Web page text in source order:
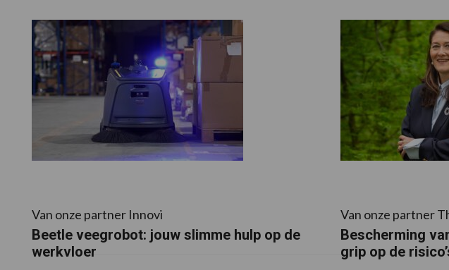
Van onze partner Innovi
Beetle veegrobot: jouw slimme hulp op de
werkvloer
Van onze partner
Bescherming
grip op de